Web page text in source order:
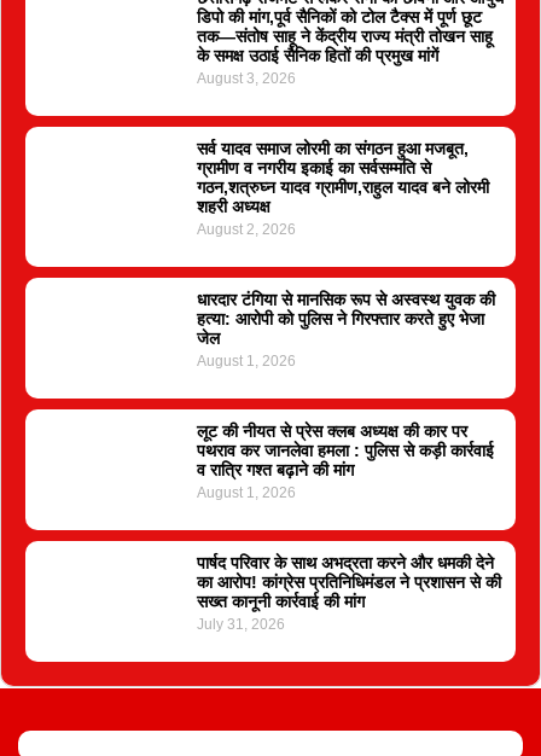
डिपो की मांग,पूर्व सैनिकों को टोल टैक्स में पूर्ण छूट
तक—संतोष साहू ने केंद्रीय राज्य मंत्री तोखन साहू
के समक्ष उठाई सैनिक हितों की प्रमुख मांगें
August 3, 2026
सर्व यादव समाज लोरमी का संगठन हुआ मजबूत,
ग्रामीण व नगरीय इकाई का सर्वसम्मति से
गठन,शत्रुघ्न यादव ग्रामीण,राहुल यादव बने लोरमी
शहरी अध्यक्ष
August 2, 2026
धारदार टंगिया से मानसिक रूप से अस्वस्थ युवक की
हत्या: आरोपी को पुलिस ने गिरफ्तार करते हुए भेजा
जेल
August 1, 2026
लूट की नीयत से प्रेस क्लब अध्यक्ष की कार पर
पथराव कर जानलेवा हमला : पुलिस से कड़ी कार्रवाई
व रात्रि गश्त बढ़ाने की मांग
August 1, 2026
पार्षद परिवार के साथ अभद्रता करने और धमकी देने
का आरोप! कांग्रेस प्रतिनिधिमंडल ने प्रशासन से की
सख्त कानूनी कार्रवाई की मांग
July 31, 2026